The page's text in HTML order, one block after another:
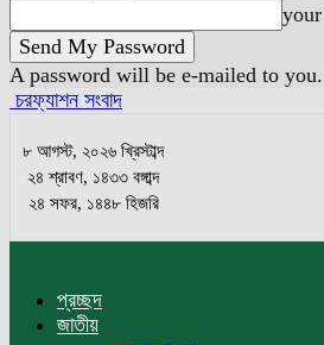
A password will be e-mailed to you.
চরফ্যাশন সংবাদ
৮ আগস্ট, ২০২৬ খ্রিস্টাব্দ
২৪ শ্রাবণ, ১৪৩৩ বঙ্গাব্দ
২৪ সফর, ১৪৪৮ হিজরি
প্রচ্ছদ
জাতীয়